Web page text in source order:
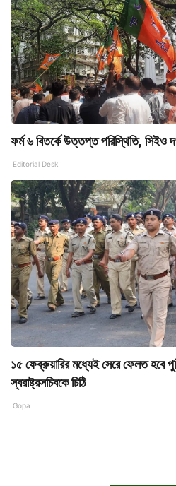
ফর্ম ৬ বিতর্কে উত্তপ্ত পরিস্থিতি, সিইও
Editorial Desk
১৫ ফেব্রুয়ারির মধ্যেই সেরে ফেলত হবে
স্বরাষ্ট্রসচিবকে চিঠি
Gopa